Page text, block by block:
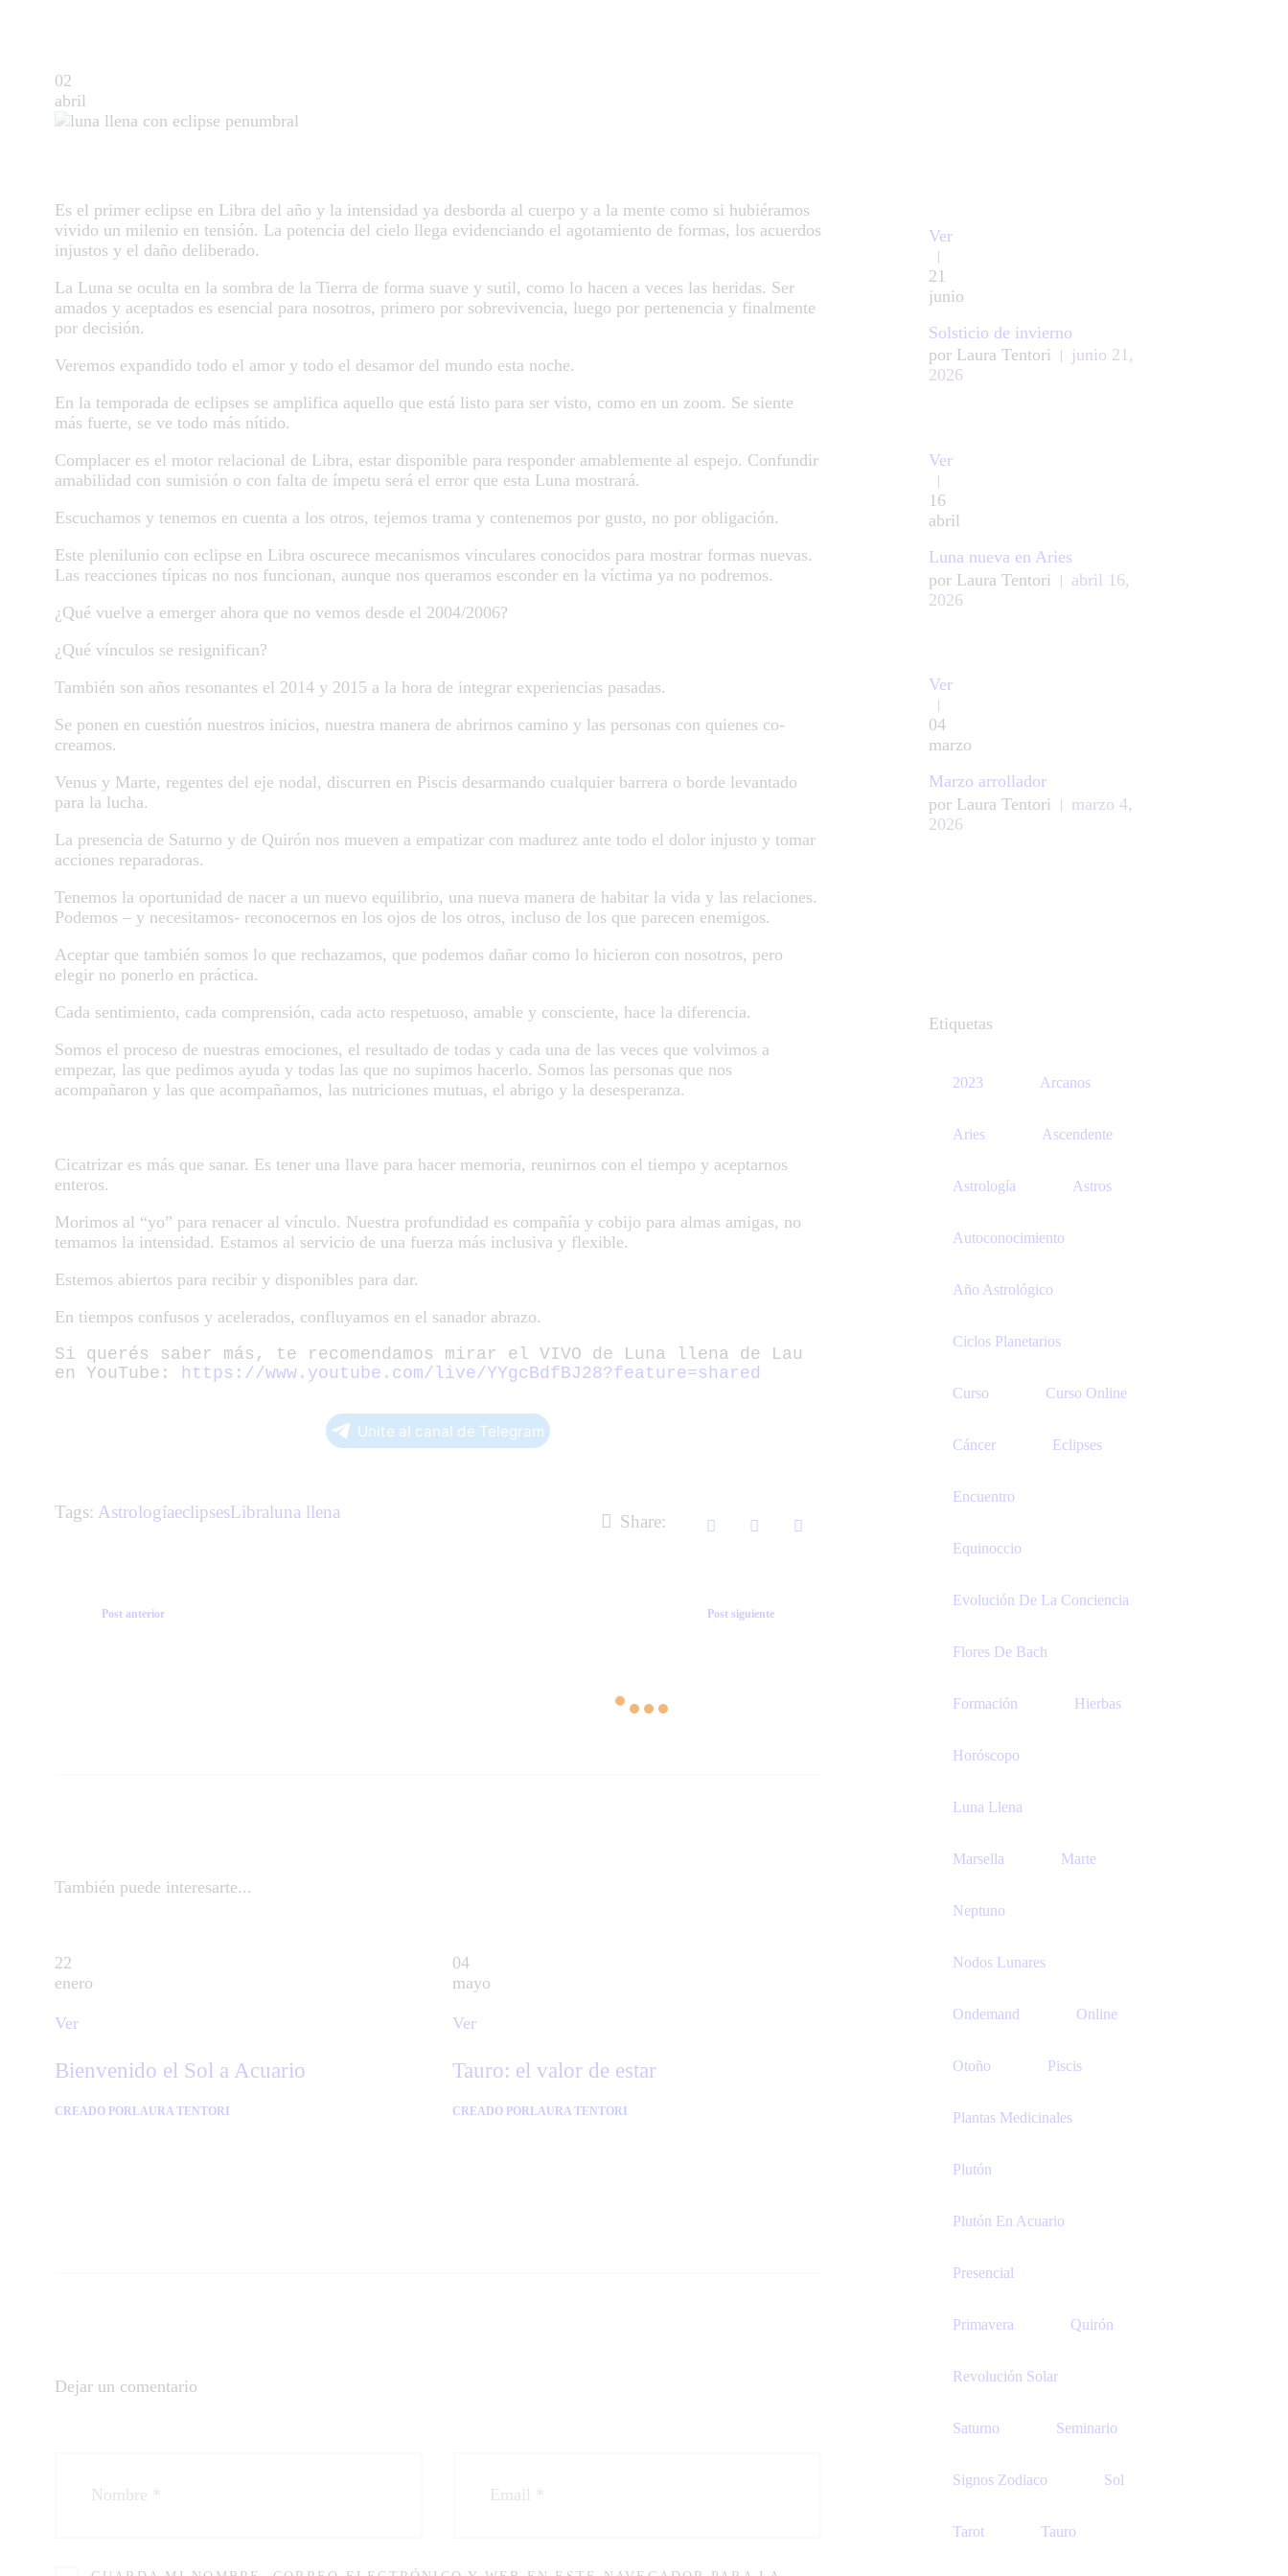
02
abril
Es el primer eclipse en Libra del año y la intensidad ya desborda al cuerpo y a la mente como si hubiéramos
vivido un milenio en tensión. La potencia del cielo llega evidenciando el agotamiento de formas, los acuerdos
injustos y el daño deliberado.
La Luna se oculta en la sombra de la Tierra de forma suave y sutil, como lo hacen a veces las heridas. Ser
amados y aceptados es esencial para nosotros, primero por sobrevivencia, luego por pertenencia y finalmente
por decisión.
Veremos expandido todo el amor y todo el desamor del mundo esta noche.
En la temporada de eclipses se amplifica aquello que está listo para ser visto, como en un zoom. Se siente
más fuerte, se ve todo más nítido.
Complacer es el motor relacional de Libra, estar disponible para responder amablemente al espejo. Confundir
amabilidad con sumisión o con falta de ímpetu será el error que esta Luna mostrará.
Escuchamos y tenemos en cuenta a los otros, tejemos trama y contenemos por gusto, no por obligación.
Este plenilunio con eclipse en Libra oscurece mecanismos vinculares conocidos para mostrar formas nuevas.
Las reacciones típicas no nos funcionan, aunque nos queramos esconder en la víctima ya no podremos.
¿Qué vuelve a emerger ahora que no vemos desde el 2004/2006?
¿Qué vínculos se resignifican?
También son años resonantes el 2014 y 2015 a la hora de integrar experiencias pasadas.
Se ponen en cuestión nuestros inicios, nuestra manera de abrirnos camino y las personas con quienes co-
creamos.
Venus y Marte, regentes del eje nodal, discurren en Piscis desarmando cualquier barrera o borde levantado
para la lucha.
La presencia de Saturno y de Quirón nos mueven a empatizar con madurez ante todo el dolor injusto y tomar
acciones reparadoras.
Tenemos la oportunidad de nacer a un nuevo equilibrio, una nueva manera de habitar la vida y las relaciones.
Podemos – y necesitamos- reconocernos en los ojos de los otros, incluso de los que parecen enemigos.
Aceptar que también somos lo que rechazamos, que podemos dañar como lo hicieron con nosotros, pero
elegir no ponerlo en práctica.
Cada sentimiento, cada comprensión, cada acto respetuoso, amable y consciente, hace la diferencia.
Somos el proceso de nuestras emociones, el resultado de todas y cada una de las veces que volvimos a
empezar, las que pedimos ayuda y todas las que no supimos hacerlo. Somos las personas que nos
acompañaron y las que acompañamos, las nutriciones mutuas, el abrigo y la desesperanza.
Cicatrizar es más que sanar. Es tener una llave para hacer memoria, reunirnos con el tiempo y aceptarnos
enteros.
Morimos al “yo” para renacer al vínculo. Nuestra profundidad es compañía y cobijo para almas amigas, no
temamos la intensidad. Estamos al servicio de una fuerza más inclusiva y flexible.
Estemos abiertos para recibir y disponibles para dar.
En tiempos confusos y acelerados, confluyamos en el sanador abrazo.
Si querés saber más, te recomendamos mirar el VIVO de Luna llena de Lau
en YouTube: https://www.youtube.com/live/YYgcBdfBJ28?feature=shared
Unite al canal de Telegram
Tags: AstrologíaeclipsesLibraluna llena Share:
Post anterior Post siguiente
También puede interesarte...
22
enero
Ver
Bienvenido el Sol a Acuario
CREADO POR LAURA TENTORI
04
mayo
Ver
Tauro: el valor de estar
CREADO POR LAURA TENTORI
Dejar un comentario
Ver
21
junio
Solsticio de invierno
por Laura Tentori
junio 21,
2026
Ver
16
abril
Luna nueva en Aries
por Laura Tentori
abril 16,
2026
Ver
04
marzo
Marzo arrollador
por Laura Tentori
marzo 4,
2026
Etiquetas
2023 Arcanos
Aries Ascendente
Astrología Astros
Autoconocimiento
Año Astrológico
Ciclos Planetarios
Curso Curso Online
Cáncer Eclipses
Encuentro
Equinoccio
Evolución De La Conciencia
Flores De Bach
Formación Hierbas
Horóscopo
Luna Llena
Marsella Marte
Neptuno
Nodos Lunares
Ondemand Online
Otoño Piscis
Plantas Medicinales
Plutón
Plutón En Acuario
Presencial
Primavera Quirón
Revolución Solar
Saturno Seminario
Signos Zodiaco Sol
Tarot Tauro